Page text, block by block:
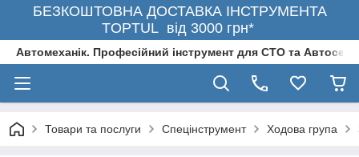
БЕЗКОШТОВНА ДОСТАВКА ІНСТРУМЕНТА
TOPTUL від 3000 грн*
Автомеханік. Професійний інструмент для СТО та
Товари та послуги Спецінструмент Ходова група